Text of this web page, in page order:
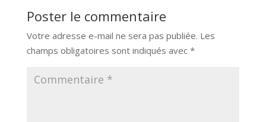
Poster le commentaire
Votre adresse e-mail ne sera pas publiée. Les
champs obligatoires sont indiqués avec *